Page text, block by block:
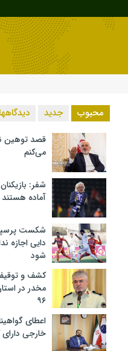
محبوب جدید
قصد توهین
می‌کنم
شفر:
آماده هستند
شکست
دایی اجازه
شود
مخدر در
۹۶
اعطای
خارجی